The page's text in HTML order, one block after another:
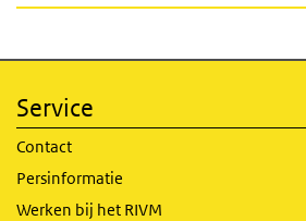
Service
Contact
Persinformatie
Werken bij het RIVM